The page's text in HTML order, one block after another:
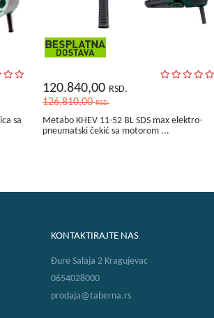
sa
120.840,00 RSD.
126.810,00RSD.
Metabo KHEV 11-52 BL SDS max elektro-
pneumatski čekić sa motorom ...
KONTAKTIRAJTE NAS
Đure Salaja 2 Kragujevac
0654028000
prodaja@taberna.rs